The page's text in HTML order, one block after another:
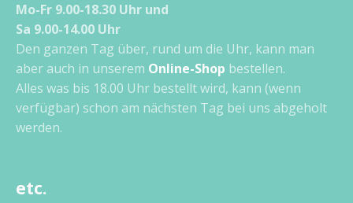
Mo-Fr 9.00-18.30 Uhr und
Sa 9.00-14.00 Uhr
Den ganzen Tag über, rund um die Uhr, kann man
aber auch in unserem Online-Shop bestellen.
Alles was bis 18.00 Uhr bestellt wird, kann (wenn
verfügbar) schon am nächsten Tag bei uns abgeholt
werden.
etc.